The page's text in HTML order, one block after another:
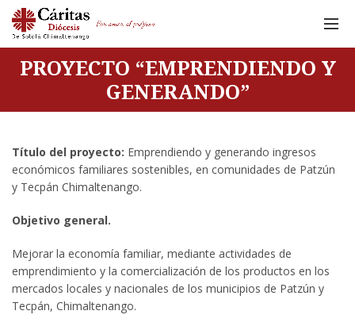
PROYECTO “EMPRENDIENDO Y
GENERANDO”
Título del proyecto: Emprendiendo y generando ingresos
económicos familiares sostenibles, en comunidades de Patzún
y Tecpán Chimaltenango.
Objetivo general.
Mejorar la economía familiar, mediante actividades de
emprendimiento y la comercialización de los productos en los
mercados locales y nacionales de los municipios de Patzún y
Tecpán, Chimaltenango.